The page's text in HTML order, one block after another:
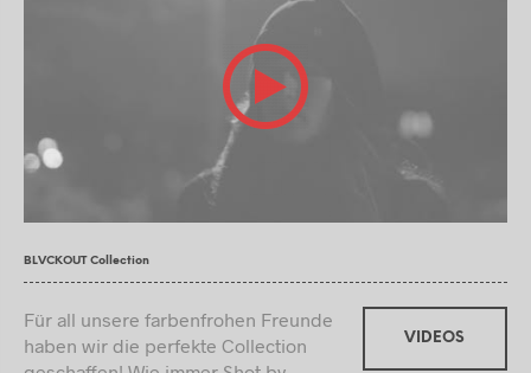
BLVCKOUT Collection
Für all unsere farbenfrohen Freunde
haben wir die perfekte Collection
VIDEOS